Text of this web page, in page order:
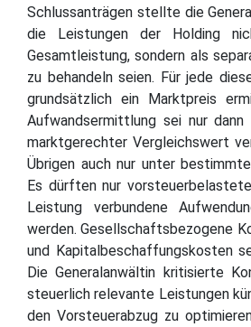
Schlussanträgen stellte die
die Leistungen der Holding
Gesamtleistung, sondern als
zu behandeln seien. Für jede
grundsätzlich ein Marktpreis
Aufwandsermittlung sei nur dann
marktgerechter Vergleichswert
Übrigen auch nur unter
Es dürften nur
Leistung verbundene
werden. Gesellschaftsbezogene
und Kapitalbeschaffungskosten
Die Generalanwältin kritisierte
steuerlich relevante Leistungen
den Vorsteuerabzug zu